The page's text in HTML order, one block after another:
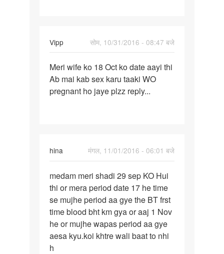
Vipp
सोम, 10/31/2016 - 08:47 बजे
Meri
wife
ko
Meri wife ko 18 Oct ko date aayi thi
Ab mai kab sex karu taaki WO
pregnant ho jaye plzz reply...
hina
मंगल, 11/01/2016 - 06:01 बजे
medam
meri
shadi
29
sep
KO
medam meri shadi 29 sep KO Hui
thi or mera period date 17 he time
se mujhe period aa gye the BT frst
time blood bht km gya or aaj 1 Nov
he or mujhe wapas period aa gye
aesa kyu.koi khtre wali baat to nhi
h